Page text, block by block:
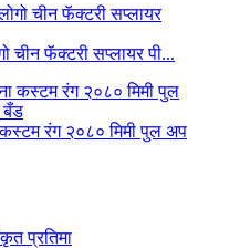
चीन फॅक्टरी सप्लायर पी...
कस्टम रंग २०८० मिमी पुल अप